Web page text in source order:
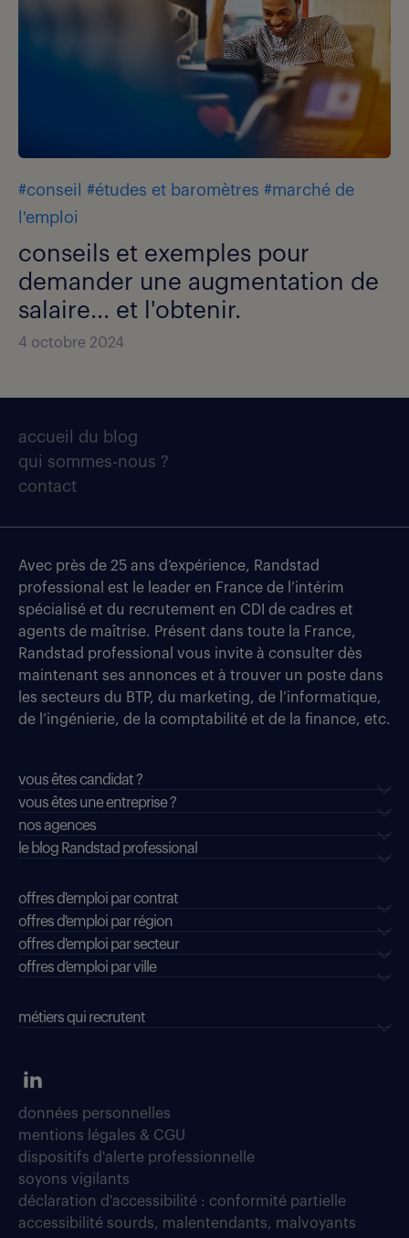
#conseil #études et baromètres #marché de
l'emploi
conseils et exemples pour
demander une augmentation de
salaire... et l'obtenir.
4 octobre 2024
accueil du blog
qui sommes-nous ?
contact
Avec près de 25 ans d’expérience, Randstad
professional est le leader en France de l’intérim
spécialisé et du recrutement en CDI de cadres et
agents de maîtrise. Présent dans toute la France,
Randstad professional vous invite à consulter dès
maintenant ses annonces et à trouver un poste dans
les secteurs du BTP, du marketing, de l’informatique,
de l’ingénierie, de la comptabilité et de la finance, etc.
vous êtes candidat ?
vous êtes une entreprise ?
nos agences
le blog Randstad professional
offres d'emploi par contrat
offres d'emploi par région
offres d'emploi par secteur
offres d’emploi par ville
métiers qui recrutent
données personnelles
mentions légales & CGU
dispositifs d'alerte professionnelle
soyons vigilants
déclaration d'accessibilité : conformité partielle
accessibilité sourds, malentendants, malvoyants